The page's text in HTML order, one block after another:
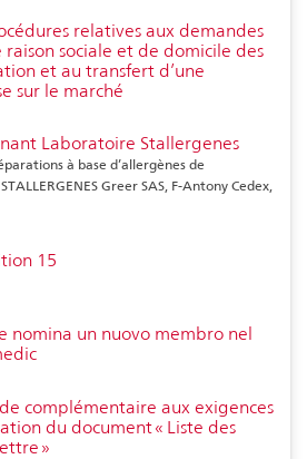
relatives aux demandes
sociale et de domicile des
et au transfert d’une
sur le marché
Laboratoire Stallergenes
à base d’allergènes de
Greer SAS, F-Antony Cedex,
15
nomina un nuovo membro nel
complémentaire aux exigences
du document « Liste des
»